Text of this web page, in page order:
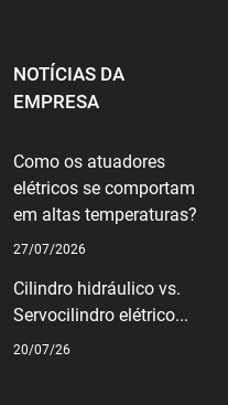
NOTÍCIAS DA
EMPRESA
Como os atuadores
elétricos se comportam
em altas temperaturas?
27/07/2026
Cilindro hidráulico vs.
Servocilindro elétrico...
20/07/26